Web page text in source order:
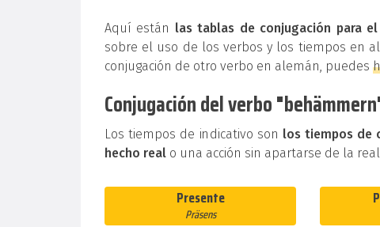
Aquí están las tablas de conjugación para
sobre el uso de los verbos y los tiempos en
conjugación de otro verbo en alemán, puedes
Conjugación del verbo
Los tiempos de indicativo son los tiempos de
hecho real o una acción sin apartarse de la
Presente
Präsens